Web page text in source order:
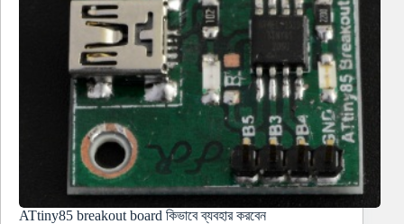
ATtiny85 breakout board কিভাবে ব্যবহার করবেন